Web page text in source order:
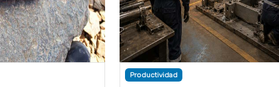
Productividad